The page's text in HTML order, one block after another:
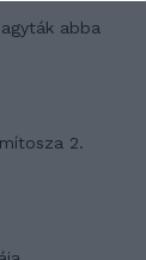
abba
2.